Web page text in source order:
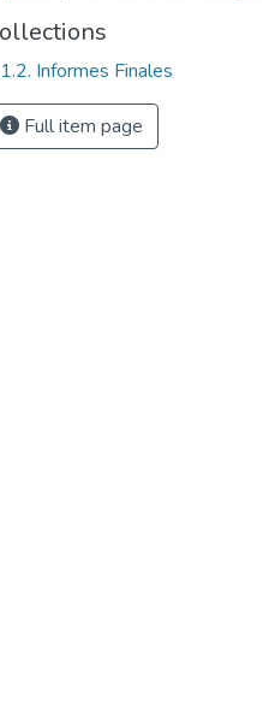
Informes Finales
Full item page